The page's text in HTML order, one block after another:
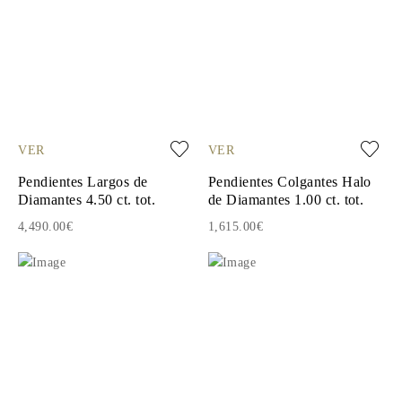
VER
Pendientes Largos de
Diamantes 4.50 ct. tot.
4,490.00€
VER
Pendientes Colgantes Halo
de Diamantes 1.00 ct. tot.
1,615.00€